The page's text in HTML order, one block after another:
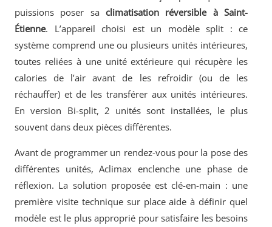
puissions poser sa climatisation réversible à Saint-
Étienne. L’appareil choisi est un modèle split : ce
système comprend une ou plusieurs unités intérieures,
toutes reliées à une unité extérieure qui récupère les
calories de l’air avant de les refroidir (ou de les
réchauffer) et de les transférer aux unités intérieures.
En version Bi-split, 2 unités sont installées, le plus
souvent dans deux pièces différentes.
Avant de programmer un rendez-vous pour la pose des
différentes unités, Aclimax enclenche une phase de
réflexion. La solution proposée est clé-en-main : une
première visite technique sur place aide à définir quel
modèle est le plus approprié pour satisfaire les besoins